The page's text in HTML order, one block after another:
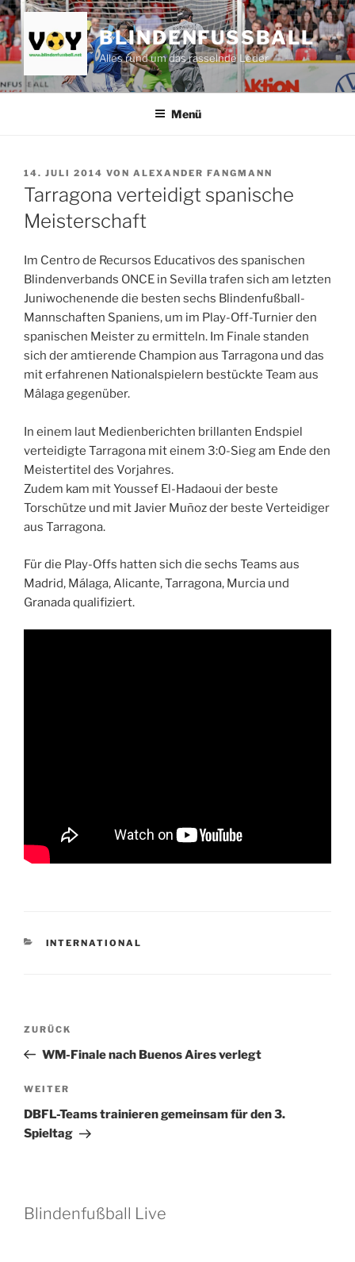
Zum
Inhalt
springen
BLINDENFUSSBALL
Alles rund um das rasselnde Leder
Menü
VERÖFFENTLICHT
AM
14. JULI 2014 VON ALEXANDER FANGMANN
Tarragona verteidigt spanische
Meisterschaft
Im Centro de Recursos Educativos des spanischen
Blindenverbands ONCE in Sevilla trafen sich am letzten
Juniwochenende die besten sechs Blindenfußball-
Mannschaften Spaniens, um im Play-Off-Turnier den
spanischen Meister zu ermitteln. Im Finale standen
sich der amtierende Champion aus Tarragona und das
mit erfahrenen Nationalspielern bestückte Team aus
Mâlaga gegenüber.
In einem laut Medienberichten brillanten Endspiel
verteidigte Tarragona mit einem 3:0-Sieg am Ende den
Meistertitel des Vorjahres.
Zudem kam mit Youssef El-Hadaoui der beste
Torschütze und mit Javier Muñoz der beste Verteidiger
aus Tarragona.
Für die Play-Offs hatten sich die sechs Teams aus
Madrid, Málaga, Alicante, Tarragona, Murcia und
Granada qualifiziert.
KATEGORIEN
INTERNATIONAL
Beitragsnavigation
Vorheriger
Beitrag
ZURÜCK
WM-Finale nach Buenos Aires verlegt
Nächster
Beitrag
WEITER
DBFL-Teams trainieren gemeinsam für den 3.
Spieltag
Blindenfußball Live